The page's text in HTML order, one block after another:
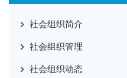
社会组织简介
社会组织管理
社会组织动态